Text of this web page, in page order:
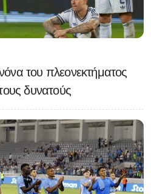
του πλεονεκτήματος
δυνατούς